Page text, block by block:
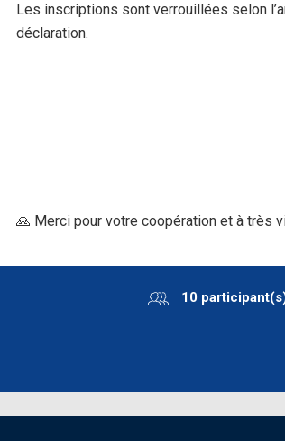
Les inscriptions sont verrouillées selon
déclaration.
🙏 Merci pour votre coopération et à très
10